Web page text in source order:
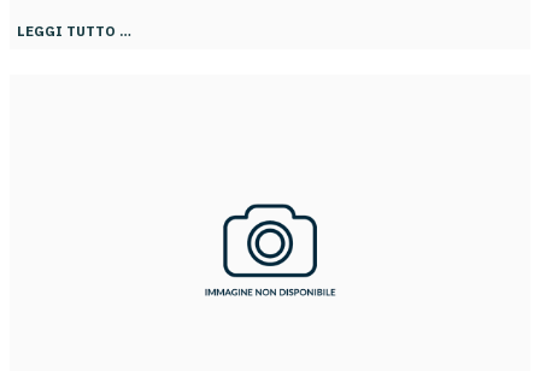
LEGGI TUTTO …